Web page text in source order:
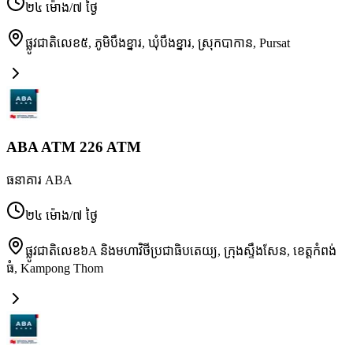
២៤ ម៉ោង/៧ ថ្ងៃ
ផ្លូវជាតិលេខ៥, ភូមិបឹងខ្នារ, ឃុំបឹងខ្នារ, ស្រុកបាកាន, Pursat
ABA ATM 226 ATM
ធនាគារ ABA
២៤ ម៉ោង/៧ ថ្ងៃ
ផ្លូវជាតិលេខ៦A និងមហាវិថីប្រជាធិបតេយ្យ, ក្រុងស្ទឹងសែន, ខេត្តកំពង់
ធំ, Kampong Thom